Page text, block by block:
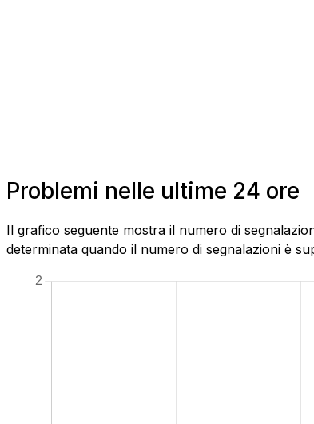
Problemi nelle ultime 24 ore
Il grafico seguente mostra il numero di
determinata quando il numero di segnalazioni è